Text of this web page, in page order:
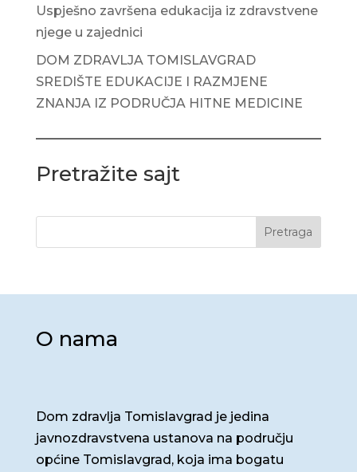
Uspješno završena edukacija iz zdravstvene
njege u zajednici
DOM ZDRAVLJA TOMISLAVGRAD
SREDIŠTE EDUKACIJE I RAZMJENE
ZNANJA IZ PODRUČJA HITNE MEDICINE
Pretražite sajt
Pretraga
O nama
Dom zdravlja Tomislavgrad je jedina
javnozdravstvena ustanova na području
općine Tomislavgrad, koja ima bogatu